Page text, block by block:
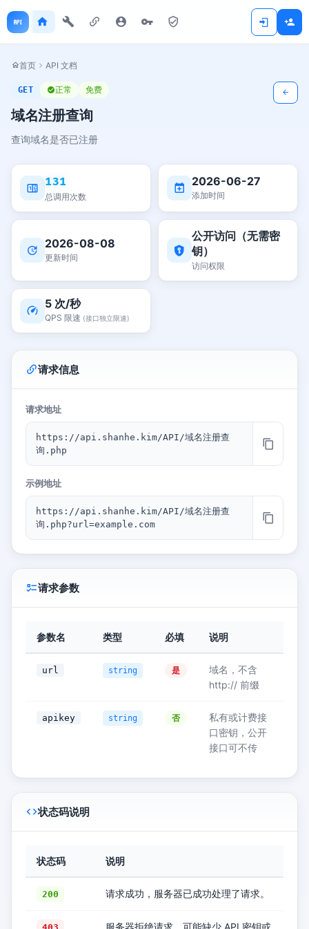
首页 API 文档
GET 正常 免费
域名注册查询
查询域名是否已注册
131
总调用次数
2026-06-27
添加时间
2026-08-08
更新时间
公开访问（无需密
钥）
访问权限
5 次/秒
QPS 限速 (接口独立限速)
请求信息
请求地址
https://api.shanhe.kim/API/域名注册查
询.php
示例地址
https://api.shanhe.kim/API/域名注册查
询.php?url=example.com
请求参数
参数名 类型 必填 说明
url string 是
域名，不含
http:// 前缀
apikey string 否
私有或计费接
口密钥，公开
接口可不传
状态码说明
状态码 说明
200 请求成功，服务器已成功处理了请求。
服务器拒绝请求，可能缺少 API 密钥或